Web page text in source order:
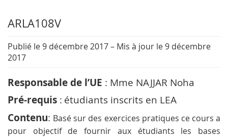
ARLA108V
Publié le 9 décembre 2017– Mis à jour le 9 décembre
2017
Responsable de l’UE : Mme NAJJAR Noha
Pré-requis : étudiants inscrits en LEA
Contenu: Basé sur des exercices pratiques ce cours a
pour objectif de fournir aux étudiants les bases